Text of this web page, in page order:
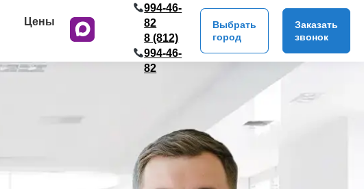
Цены
994-46-
82
8 (812)
994-46-
82
Выбрать
город
Заказать
звонок